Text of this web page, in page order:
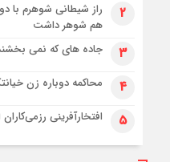
۲
راز شیطانی شوهرم با
هم شوهر داشت
۳ جاده های که نمی
۴ محاکمه دوباره زن
۵ افتخارآفرینی